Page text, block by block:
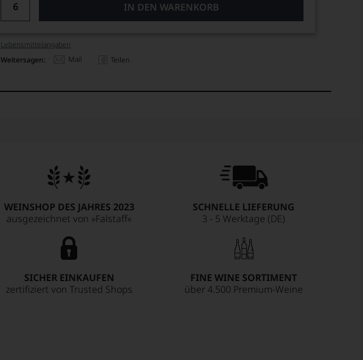
IN DEN WARENKORB
Lebensmittel­angaben
Weitersagen:
Mail Teilen
WEINSHOP DES JAHRES 2023
ausgezeichnet von »Falstaff«
SCHNELLE LIEFERUNG
3 - 5 Werktage (DE)
SICHER EINKAUFEN
zertifiziert von Trusted Shops
FINE WINE SORTIMENT
über 4.500 Premium-Weine